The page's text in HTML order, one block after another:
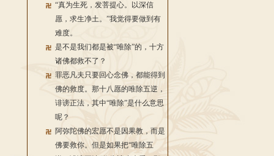
“真为生死，发菩提心。以深信
愿，求生净土。”我觉得要做到有
难度。
是不是我们都是被“唯除”的，十方
诸佛都救不了？
罪恶凡夫只要回心念佛，都能得到
佛的救度。那十八愿的唯除五逆，
诽谤正法，其中“唯除”是什么意思
呢？
阿弥陀佛的宏愿不是因果教，而是
佛要救你。但是如果把“唯除五